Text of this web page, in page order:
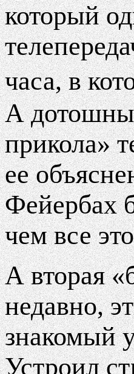
который
часа, в
А
прикола»
ее
Фейербах
чем все
А вторая
недавно,
знакомый
Устроил